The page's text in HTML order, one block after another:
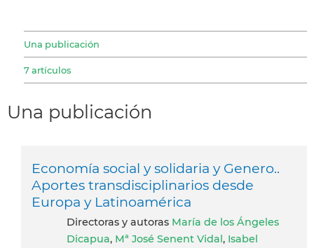
Una publicación
7 artículos
Una publicación
Economía social y solidaria y Genero..
Aportes transdisciplinarios desde
Europa y Latinoamérica
Directoras y autoras María de los Ángeles
Dicapua, Mª José Senent Vidal, Isabel